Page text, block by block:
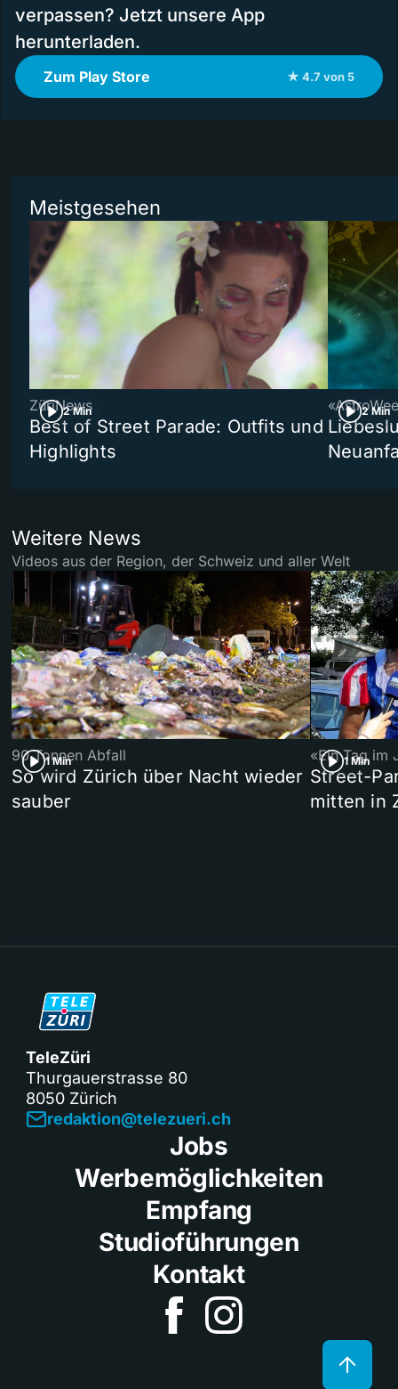
verpassen? Jetzt unsere App
herunterladen.
Zum Play Store ★ 4.7 von 5
Meistgesehen
2 Min
ZüriNews
Best of Street Parade: Outfits und
Highlights
2 Min
Weitere News
Videos aus der Region, der Schweiz und aller Welt
1 Min
90 Tonnen Abfall
So wird Zürich über Nacht wieder
sauber
1 Min
«Ein Tag im
Street-
mitten in
TeleZüri
Thurgauerstrasse 80
8050 Zürich
redaktion@telezueri.ch
Jobs
Werbemöglichkeiten
Empfang
Studioführungen
Kontakt